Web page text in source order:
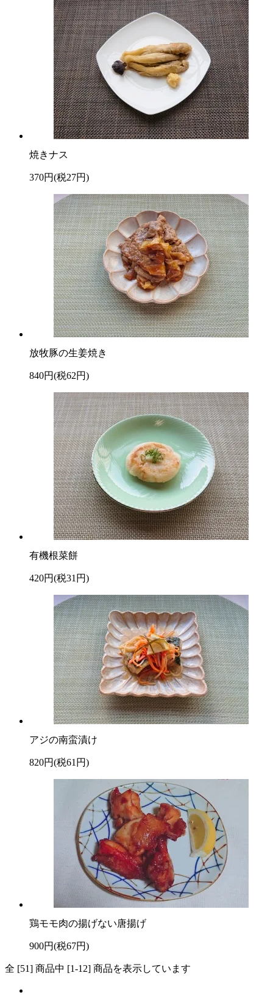
焼きナス
370円(税27円)
放牧豚の生姜焼き
840円(税62円)
有機根菜餅
420円(税31円)
アジの南蛮漬け
820円(税61円)
鶏モモ肉の揚げない唐揚げ
900円(税67円)
全 [51] 商品中 [1-12] 商品を表示しています